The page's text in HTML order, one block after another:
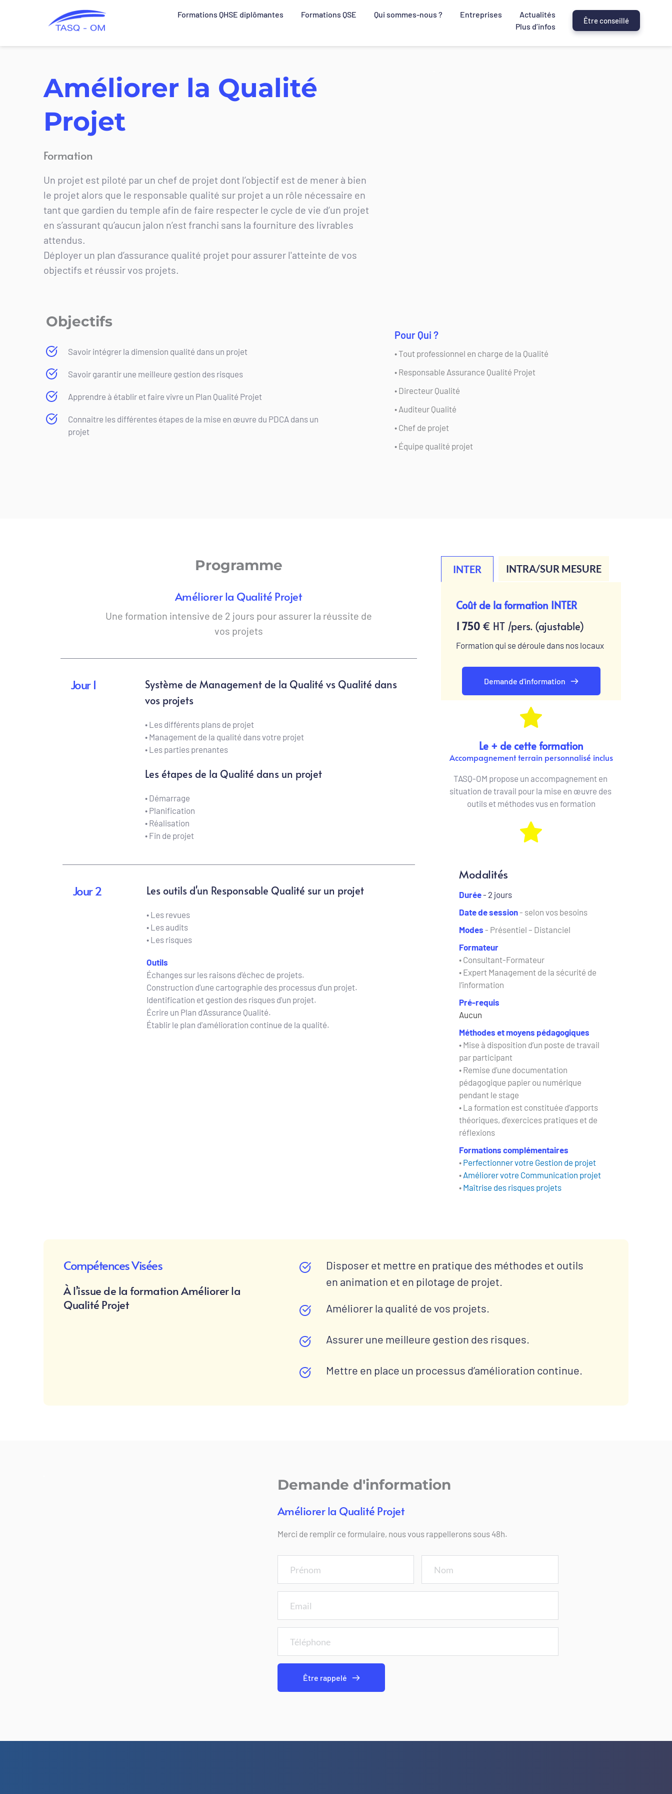
Formations QHSE diplômantes Formations QSE Qui sommes-nous ? Entreprises
Actualités
Plus d’infos
Être conseillé
Améliorer la Qualité
Projet
Formation
Un projet est piloté par un chef de projet dont l’objectif est de mener à bien
le projet alors que le responsable qualité sur projet a un rôle nécessaire en
tant que gardien du temple afin de faire respecter le cycle de vie d’un projet
en s’assurant qu’aucun jalon n’est franchi sans la fourniture des livrables
attendus.
Déployer un plan d’assurance qualité projet pour assurer l'atteinte de vos
objectifs et réussir vos projets.
Objectifs
Savoir intégrer la dimension qualité dans un projet
Savoir garantir une meilleure gestion des risques
Apprendre à établir et faire vivre un Plan Qualité Projet
Connaitre les différentes étapes de la mise en œuvre du PDCA dans un
projet
Pour Qui ?
• Tout professionnel en charge de la Qualité
• Responsable Assurance Qualité Projet
• Directeur Qualité
• Auditeur Qualité
• Chef de projet
• Équipe qualité projet
Programme
Améliorer la Qualité Projet
Une formation intensive de 2 jours pour assurer la réussite de
vos projets
Jour 1
Système de Management de la Qualité vs Qualité dans
vos projets
• Les différents plans de projet
• Management de la qualité dans votre projet
• Les parties prenantes
Les étapes de la Qualité dans un projet
• Démarrage
• Planification
• Réalisation
• Fin de projet
Jour 2 Les outils d'un Responsable Qualité sur un projet
• Les revues
• Les audits
• Les risques
Outils
Échanges sur les raisons d'échec de projets.
Construction d'une cartographie des processus d'un projet.
Identification et gestion des risques d'un projet.
Écrire un Plan d'Assurance Qualité.
Établir le plan d'amélioration continue de la qualité.
INTER INTRA/SUR MESURE
Coût de la formation INTER
1 750 € HT /pers. (ajustable)
Formation qui se déroule dans nos locaux
Demande d'information
Le + de cette formation
Accompagnement terrain personnalisé inclus
TASQ-OM propose un accompagnement en
situation de travail pour la mise en œuvre des
outils et méthodes vus en formation
Modalités
Durée- 2 jours
Date de session - selon vos besoins
Modes - Présentiel – Distanciel
Formateur
• Consultant-Formateur
• Expert Management de la sécurité de
l’information
Pré-requis
Aucun
Méthodes et moyens pédagogiques
• Mise à disposition d’un poste de travail
par participant
• Remise d’une documentation
pédagogique papier ou numérique
pendant le stage
• La formation est constituée d’apports
théoriques, d’exercices pratiques et de
réflexions
Formations complémentaires
• Perfectionner votre Gestion de projet
• Améliorer votre Communication projet
• Maîtrise des risques projets
Compétences Visées
À l’issue de la formation Améliorer la
Qualité Projet
Disposer et mettre en pratique des méthodes et outils
en animation et en pilotage de projet.
Améliorer la qualité de vos projets.
Assurer une meilleure gestion des risques.
Mettre en place un processus d’amélioration continue.
Demande d'information
Améliorer la Qualité Projet
Merci de remplir ce formulaire, nous vous rappellerons sous 48h.
Être rappelé